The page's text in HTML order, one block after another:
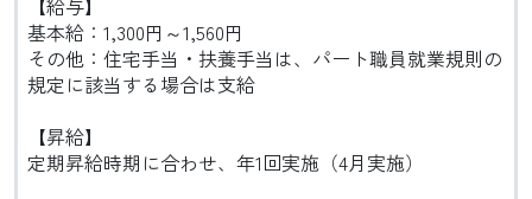
【給与】
基本給：1,300円～1,560円
その他：住宅手当・扶養手当は、パート職員就業規則の
規定に該当する場合は支給
【昇給】
定期昇給時期に合わせ、年1回実施（4月実施）